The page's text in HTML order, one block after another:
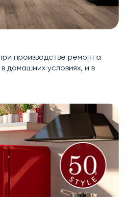
производстве ремонта
домашних условиях, и в